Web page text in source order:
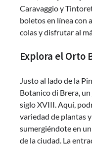
Caravaggio y
boletos en línea con
colas y disfrutar al
Explora el Orto
Justo al lado de la
Botanico di Brera,
siglo XVIII. Aquí,
variedad de plantas
sumergiéndote en
de la ciudad. La